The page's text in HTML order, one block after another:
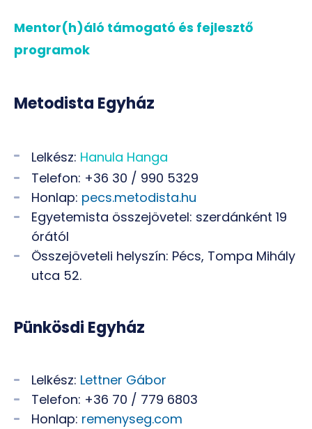
Mentor(h)áló támogató és fejlesztő
programok
Metodista Egyház
Lelkész: Hanula Hanga
Telefon: +36 30 / 990 5329
Honlap: pecs.metodista.hu
Egyetemista összejövetel: szerdánként 19
órától
Összejöveteli helyszín: Pécs, Tompa Mihály
utca 52.
Pünkösdi Egyház
Lelkész: Lettner Gábor
Telefon: +36 70 / 779 6803
Honlap: remenyseg.com